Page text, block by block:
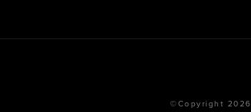
©Copyright 2026